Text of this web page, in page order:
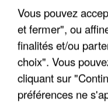
Vous pouvez
et fermer", ou
finalités et/ou
choix". Vous
cliquant sur
préférences ne